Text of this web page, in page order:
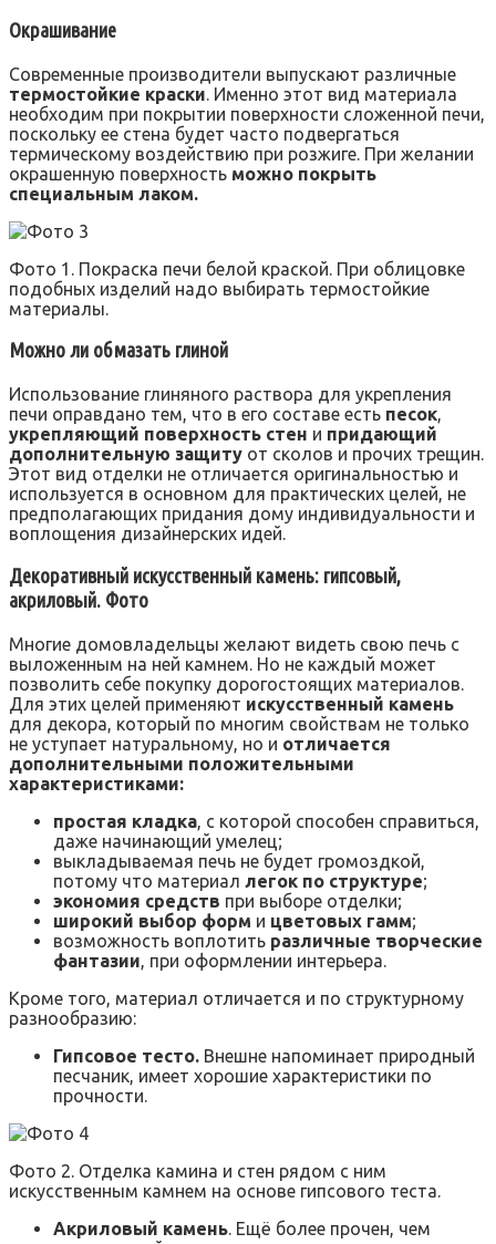
Окрашивание
Современные производители выпускают различные
термостойкие краски. Именно этот вид материала
необходим при покрытии поверхности сложенной печи,
поскольку ее стена будет часто подвергаться
термическому воздействию при розжиге. При желании
окрашенную поверхность можно покрыть
специальным лаком.
Фото 1. Покраска печи белой краской. При облицовке
подобных изделий надо выбирать термостойкие
материалы.
Можно ли обмазать глиной
Использование глиняного раствора для укрепления
печи оправдано тем, что в его составе есть песок,
укрепляющий поверхность стен и придающий
дополнительную защиту от сколов и прочих трещин.
Этот вид отделки не отличается оригинальностью и
используется в основном для практических целей, не
предполагающих придания дому индивидуальности и
воплощения дизайнерских идей.
Декоративный искусственный камень: гипсовый,
акриловый. Фото
Многие домовладельцы желают видеть свою печь с
выложенным на ней камнем. Но не каждый может
позволить себе покупку дорогостоящих материалов.
Для этих целей применяют искусственный камень
для декора, который по многим свойствам не только
не уступает натуральному, но и отличается
дополнительными положительными
характеристиками:
простая кладка , с которой способен справиться,
даже начинающий умелец;
выкладываемая печь не будет громоздкой,
потому что материал легок по структуре;
экономия средств при выборе отделки;
широкий выбор форм и цветовых гамм;
возможность воплотить различные творческие
фантазии , при оформлении интерьера.
Кроме того, материал отличается и по структурному
разнообразию:
Гипсовое тесто. Внешне напоминает природный
песчаник, имеет хорошие характеристики по
прочности.
Фото 2. Отделка камина и стен рядом с ним
искусственным камнем на основе гипсового теста.
Акриловый камень . Ещё более прочен, чем